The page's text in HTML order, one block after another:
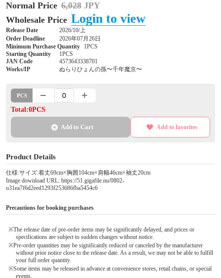
Normal Price 6,028 JPY
Wholesale Price Login to view
Release Date
2026/10/上
Order Deadline
2026年07月26日
Minimum Purchase Quantity
1PCS
Starting Quantity
1PCS
JAN Code
4573643338701
Works/IP
ぬらりひょんの孫〜千年魔京〜
PCS
Total:0PCS
Add to Cart Add to favorites
Product Details
仕様:サイズ:着丈69cm×胸囲104cm×肩幅46cm×袖丈20cm
Image download URL: https://51.gigafile.nu/0802-
o31ea7f6d2eed1293f253686fba5454c6
Precautions for booking purchases
※The release date of pre-order items may be significantly delayed, and prices or
specifications are subject to sudden changes without notice.
※Pre-order quantities may be significantly reduced or canceled by the manufacturer
without prior notice close to the release date. As a result, we may not be able to fulfill
your full order quantity.
※Some items may be released in advance at convenience stores, retail chains, or special
events.